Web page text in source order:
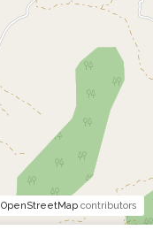
OpenStreetMap contributors